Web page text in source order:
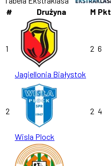
#
Drużyna M Pkt
1
Jagiellonia Białystok
2 6
2
Wisla Plock
2 4